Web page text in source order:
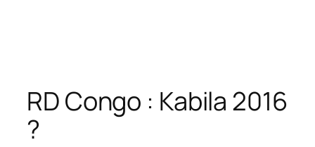
RD Congo : Kabila 2016
?